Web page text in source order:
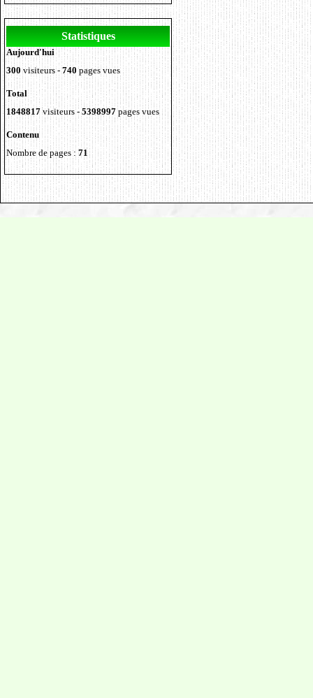
Statistiques
Aujourd'hui
300 visiteurs -740 pages vues
Total
1848817visiteurs -5398997pages vues
Contenu
Nombre de pages : 71